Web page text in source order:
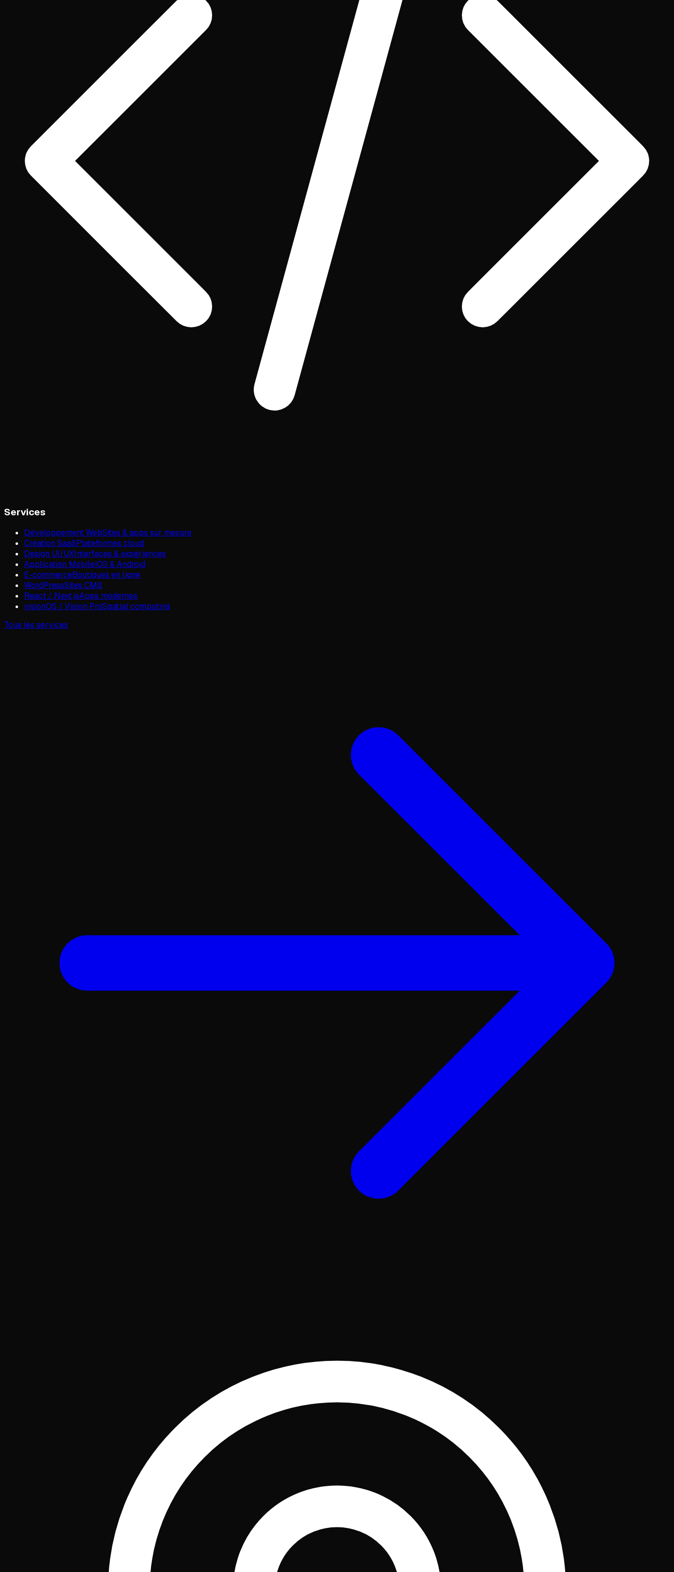
Services
Développement WebSites & apps sur mesure
Création SaaSPlateformes cloud
Design UI/UXInterfaces & expériences
Application MobileiOS & Android
E-commerceBoutiques en ligne
WordPressSites CMS
React / Next.jsApps modernes
visionOS / Vision ProSpatial computing
Tous les services